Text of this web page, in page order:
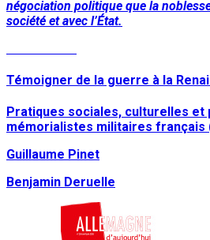
négociation politique que la
société et avec l’État.
Témoigner de la guerre à la
Pratiques sociales, culturelles et
mémorialistes militaires français
Guillaume Pinet
Benjamin Deruelle